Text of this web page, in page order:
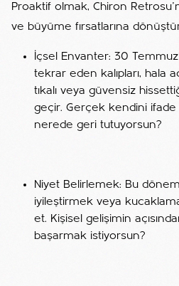
Proaktif olmak, Chiron
ve büyüme fırsatlarına
İçsel Envanter: 30
tekrar eden kalıpları, hala
tıkalı veya güvensiz
geçir. Gerçek kendini
nerede geri tutuyorsun?
Niyet Belirlemek: Bu
iyileştirmek veya
et. Kişisel gelişimin
başarmak istiyorsun?